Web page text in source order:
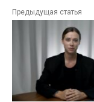
Предыдущая статья